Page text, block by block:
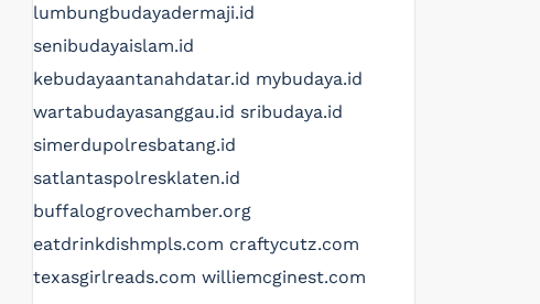
lumbungbudayadermaji.id
senibudayaislam.id
kebudayaantanahdatar.id mybudaya.id
wartabudayasanggau.id sribudaya.id
simerdupolresbatang.id
satlantaspolresklaten.id
buffalogrovechamber.org
eatdrinkdishmpls.com craftycutz.com
texasgirlreads.com williemcginest.com